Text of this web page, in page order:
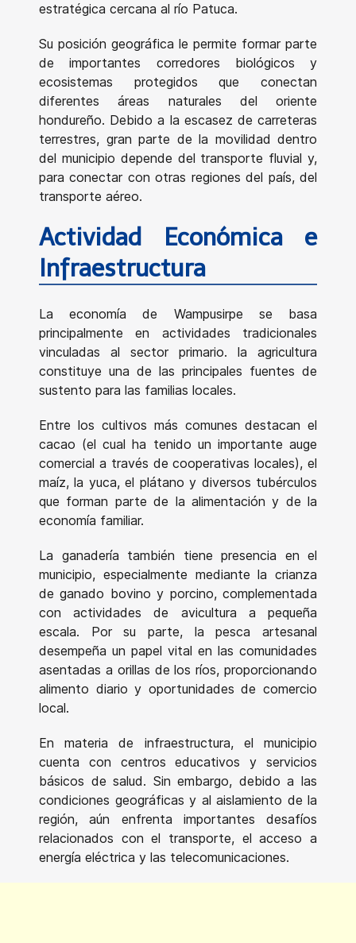
estratégica cercana al río Patuca.
Su posición geográfica le permite formar parte
de importantes corredores biológicos y
ecosistemas protegidos que conectan
diferentes áreas naturales del oriente
hondureño. Debido a la escasez de carreteras
terrestres, gran parte de la movilidad dentro
del municipio depende del transporte fluvial y,
para conectar con otras regiones del país, del
transporte aéreo.
Actividad Económica e
Infraestructura
La economía de Wampusirpe se basa
principalmente en actividades tradicionales
vinculadas al sector primario. la agricultura
constituye una de las principales fuentes de
sustento para las familias locales.
Entre los cultivos más comunes destacan el
cacao (el cual ha tenido un importante auge
comercial a través de cooperativas locales), el
maíz, la yuca, el plátano y diversos tubérculos
que forman parte de la alimentación y de la
economía familiar.
La ganadería también tiene presencia en el
municipio, especialmente mediante la crianza
de ganado bovino y porcino, complementada
con actividades de avicultura a pequeña
escala. Por su parte, la pesca artesanal
desempeña un papel vital en las comunidades
asentadas a orillas de los ríos, proporcionando
alimento diario y oportunidades de comercio
local.
En materia de infraestructura, el municipio
cuenta con centros educativos y servicios
básicos de salud. Sin embargo, debido a las
condiciones geográficas y al aislamiento de la
región, aún enfrenta importantes desafíos
relacionados con el transporte, el acceso a
energía eléctrica y las telecomunicaciones.